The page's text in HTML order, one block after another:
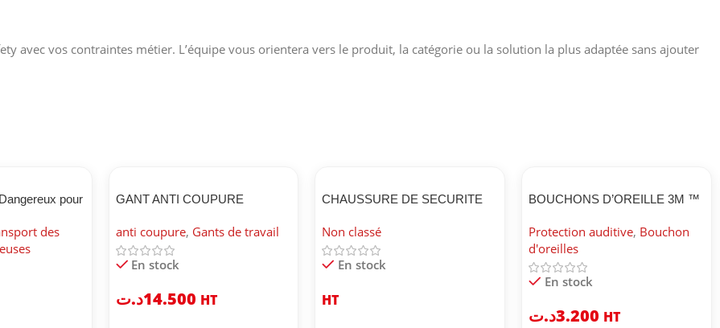
avec vos contraintes métier. L’équipe vous orientera vers le produit, la catégorie ou la solution la plus adaptée sans ajouter
pour
des
GANT ANTI COUPURE
anti coupure, Gants de travail
En stock
14.500د.ت HT
CHAUSSURE DE SECURITE
Non classé
En stock
HT
BOUCHONS D’OREILLE 3M ™
Protection auditive, Bouchon
d'oreilles
En stock
3.200د.ت HT